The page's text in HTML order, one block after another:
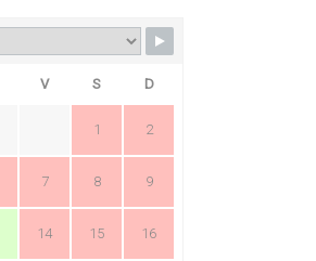
V S D
1 2
7 8 9
14 15 16